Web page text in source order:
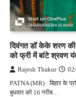
दिवंगत डॉ केके शरण की
को फ्री में बांटे श्रवण
Rajesh Thakur
PATNA (MR) : बिहार के
बुधवार को 16 गरीब…